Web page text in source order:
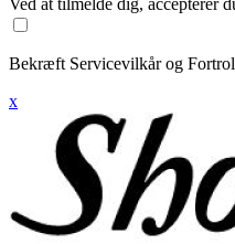
Ved at tilmelde dig, accepterer
Bekræft Servicevilkår og
x